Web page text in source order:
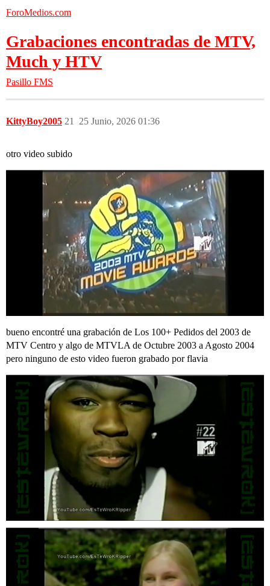
ForoMedios.com
Grabaciones encontradas de MTV,
Much y HTV
Pasillo FMS
KittyBoy2005 25 Junio, 2026 01:36
21
otro video subido
bueno encontré una grabación de Los 100+ Pedidos del 2003 de
MTV Centro y algo de MTVLA de Octubre 2003 a Agosto 2004
pero ninguno de esto video fueron grabado por flavia